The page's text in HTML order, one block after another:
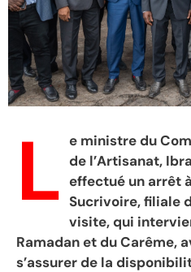
L e ministre du
de l’Artisanat,
effectué un arrêt
Sucrivoire, filiale
visite, qui
Ramadan et du Carême,
s’assurer de la